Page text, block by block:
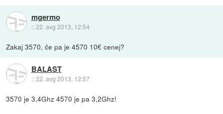
mgermo
::22. avg 2013, 12:54
Zakaj 3570, če pa je 4570 10€ cenej?
BALAST
::22. avg 2013, 12:57
3570 je 3,4Ghz 4570 je pa 3,2Ghz!